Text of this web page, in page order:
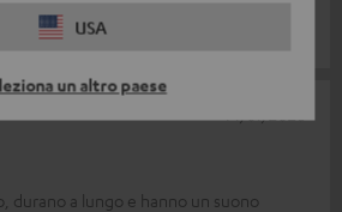
USA
un altro paese
durano a lungo e hanno un suono